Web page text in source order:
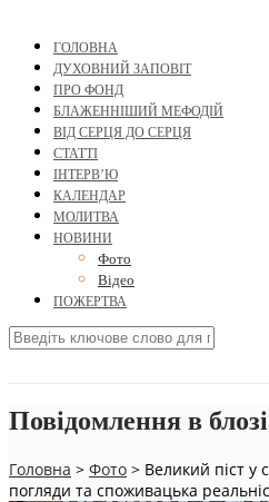
ГОЛОВНА
ДУХОВНИЙ ЗАПОВІТ
ПРО ФОНД
БЛАЖЕННІШИЙ МЕФОДІЙ
ВІД СЕРЦЯ ДО СЕРЦЯ
СТАТТІ
ІНТЕРВ’Ю
КАЛЕНДАР
МОЛИТВА
НОВИНИ
Фото
Відео
ПОЖЕРТВА
Повідомлення в блозі
Головна > Фото > Великий піст у
погляди та споживацька